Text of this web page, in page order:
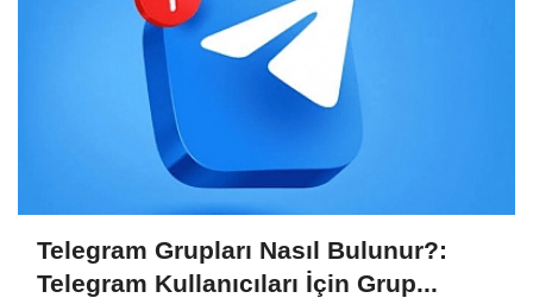
Telegram Grupları Nasıl Bulunur?:
Telegram Kullanıcıları İçin Grup...